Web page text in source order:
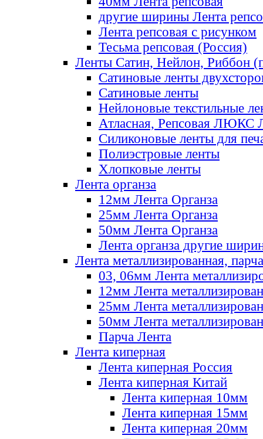
другие ширины Лента
Лента репсовая с рисунком
Тесьма репсовая (Россия)
Ленты Сатин, Нейлон, Риббон
Сатиновые ленты
Сатиновые ленты
Нейлоновые текстильные
Атласная, Репсовая ЛЮКС
Силиконовые ленты для
Полиэстровые ленты
Хлопковые ленты
Лента органза
12мм Лента Органза
25мм Лента Органза
50мм Лента Органза
Лента органза другие
Лента металлизированная, парча
03, 06мм Лента
12мм Лента
25мм Лента
50мм Лента
Парча Лента
Лента киперная
Лента киперная Россия
Лента киперная Китай
Лента киперная 10мм
Лента киперная 15мм
Лента киперная 20мм